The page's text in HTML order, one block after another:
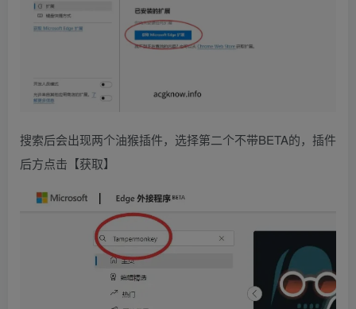
搜索后会出现两个油猴插件，选择第二个不带BETA的，插件
后方点击【获取】